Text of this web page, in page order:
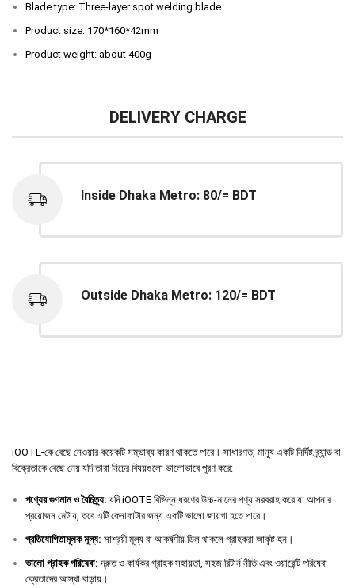
Blade type: Three-layer spot welding blade
Product size: 170*160*42mm
Product weight: about 400g
DELIVERY CHARGE
Inside Dhaka Metro: 80/= BDT
Outside Dhaka Metro: 120/= BDT
iOOTE-কে বেছে নেওয়ার কয়েকটি সম্ভাব্য কারণ থাকতে পারে। সাধারণত, মানুষ একটি নির্দিষ্ট ব্র্যান্ড বা
বিক্রেতাকে বেছে নেয় যদি তারা নিচের বিষয়গুলো ভালোভাবে পূরণ করে:
পণ্যের গুণমান ও বৈচিত্র্য: যদি iOOTE বিভিন্ন ধরণের উচ্চ-মানের পণ্য সরবরাহ করে যা আপনার
প্রয়োজন মেটায়, তবে এটি কেনাকাটার জন্য একটি ভালো জায়গা হতে পারে।
প্রতিযোগিতামূলক মূল্য: সাশ্রয়ী মূল্য বা আকর্ষণীয় ডিল থাকলে গ্রাহকরা আকৃষ্ট হন।
ভালো গ্রাহক পরিষেবা: দ্রুত ও কার্যকর গ্রাহক সহায়তা, সহজ রিটার্ন নীতি এবং ওয়ারেন্টি পরিষেবা
ক্রেতাদের আস্থা বাড়ায়।